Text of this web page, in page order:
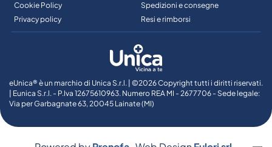
Cookie Policy
Privacy policy
Spedizioni e consegne
Resi e rimborsi
eUnica® è un marchio di Unica S.r.l. | ©2026 Copyright tutti i diritti riservati.
| Eunica S.r.l. - P.Iva 12675610963. Numero REA MI - 2677706 - Sede legale:
Via per Garbagnate 63, 20045 Lainate (MI)